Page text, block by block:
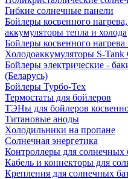
Гибкие солнечные панели
Бойлеры косвенного
аккумуляторы тепла и холода
Бойлеры косвенного
Холодоаккумуляторы S-
Бойлеры электрические -
(Беларусь)
Бойлеры Турбо-Тех
Термостаты для бойлеров
ТЭНы для бойлеров
Титановые аноды
Холодильники на пропане
Солнечная энергетика
Контроллеры для солнечных
Кабель и коннекторы для
Крепления для солнечных